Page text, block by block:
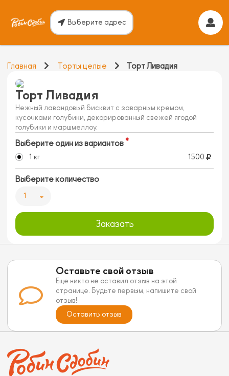
Выберите адрес
Главная Торты целые Торт Ливадия
Торт Ливадия
Нежный лавандовый бисквит с заварным кремом,
кусочками голубики, декорированный свежей ягодой
голубики и маршмеллоу.
Выберите один из вариантов
1 кг 1500
Выберите количество
1
Заказать
Оставьте свой отзыв
Еще никто не оставил отзыв на этой
странице. Будьте первым, напишите свой
отзыв!
Оставить отзыв